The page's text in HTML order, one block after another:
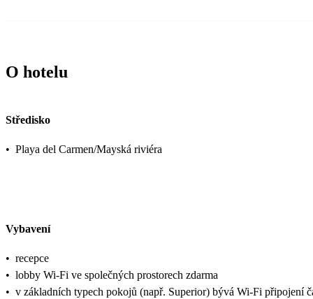
O hotelu
Středisko
• Playa del Carmen/Mayská riviéra
Vybavení
• recepce
• lobby Wi-Fi ve společných prostorech zdarma
• v základních typech pokojů (např. Superior) bývá Wi-Fi připojení